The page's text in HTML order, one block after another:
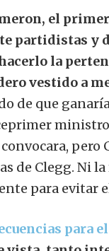
el
partidistas y
la
vestido a
de que
pero
de Clegg. Ni
para evitar
para